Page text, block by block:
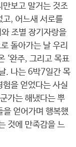
보고 말거는 것조
고, 어느새 서로를
조별 장기자랑을
돌아가는 날 우리
‘완주, 그리고 목표
. 나는 6박7일간 목
을 얻었다는 사실
가는 해냈다는 뿌
을 얻어가며 행복했
것에 만족감을 느